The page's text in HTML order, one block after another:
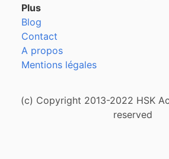
Plus
Blog
Contact
A propos
Mentions légales
(c) Copyright 2013-2022 HSK
reserved